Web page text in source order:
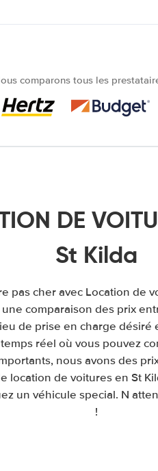
comparons tous les
DE
St Kilda
pas cher avec Location de
comparaison des prix
de prise en charge désiré
réel où vous pouvez
nous avons des
location de voitures en St
un véhicule special. N
!